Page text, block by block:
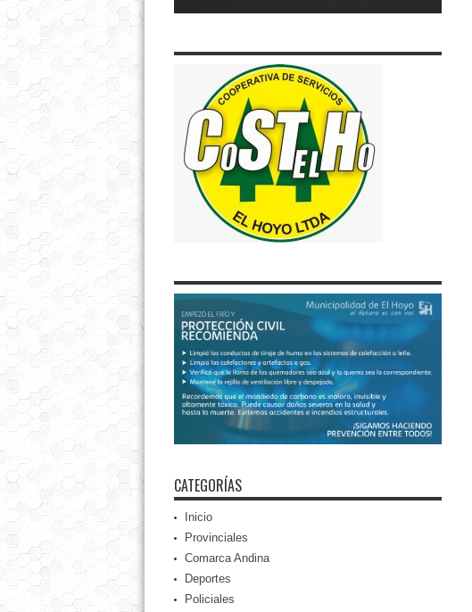
CATEGORÍAS
Inicio
Provinciales
Comarca Andina
Deportes
Policiales